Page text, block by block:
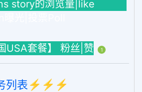
story的浏览量|like
USA套餐】 粉丝|赞 1
列表⚡️⚡️⚡️